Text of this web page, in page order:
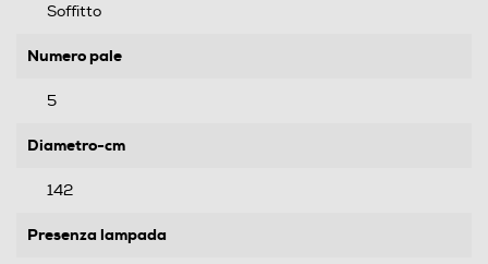
Soffitto
Numero pale
5
Diametro-cm
142
Presenza lampada